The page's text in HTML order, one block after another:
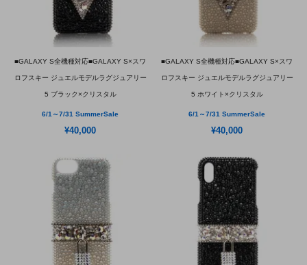
■GALAXY S全機種対応■GALAXY S×スワ
ロフスキー ジュエルモデルラグジュアリー
5 ブラック×クリスタル
6/1～7/31 SummerSale
¥40,000
■GALAXY S全機種対応■GALAXY S×スワ
ロフスキー ジュエルモデルラグジュアリー
5 ホワイト×クリスタル
6/1～7/31 SummerSale
¥40,000